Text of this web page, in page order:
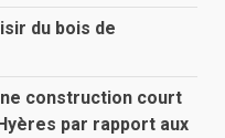
du bois de
construction court
par rapport aux